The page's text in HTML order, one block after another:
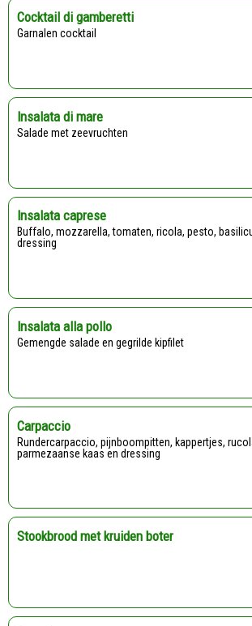
Cocktail di gamberetti
Garnalen cocktail
Insalata di mare
Salade met zeevruchten
Insalata caprese
buffalo, mozzarella, tomaten, ricola, pesto, basilicum en
dressing
Insalata alla pollo
gemengde salade en gegrilde kipfilet
Carpaccio
rundercarpaccio, pijnboompitten, kappertjes, rucola,
parmezaanse kaas en dressing
Stookbrood met kruiden boter